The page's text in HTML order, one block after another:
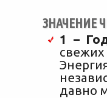
ЗНАЧЕНИЕ
1 –
давно